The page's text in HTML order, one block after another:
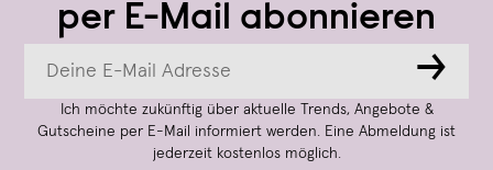
per E-Mail abonnieren
→
Ich möchte zukünftig über aktuelle Trends, Angebote &
Gutscheine per E-Mail informiert werden. Eine Abmeldung ist
jederzeit kostenlos möglich.